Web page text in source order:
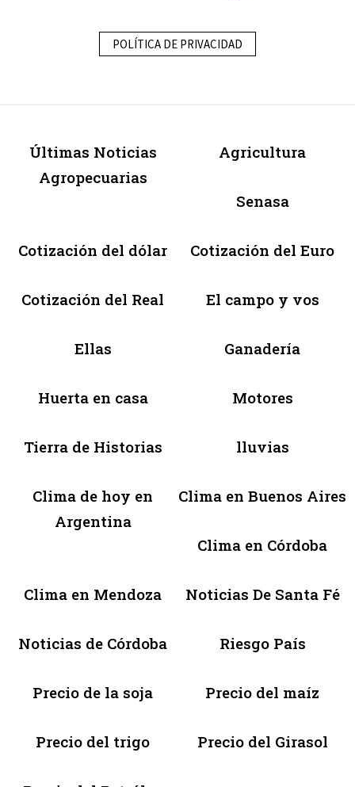
POLÍTICA DE PRIVACIDAD
Últimas Noticias
Agropecuarias
Agricultura
Senasa
Cotización del dólar Cotización del Euro
Cotización del Real El campo y vos
Ellas Ganadería
Huerta en casa Motores
Tierra de Historias lluvias
Clima de hoy en
Argentina
Clima en Buenos Aires
Clima en Córdoba
Clima en Mendoza Noticias De Santa Fé
Noticias de Córdoba Riesgo País
Precio de la soja Precio del maíz
Precio del trigo Precio del Girasol